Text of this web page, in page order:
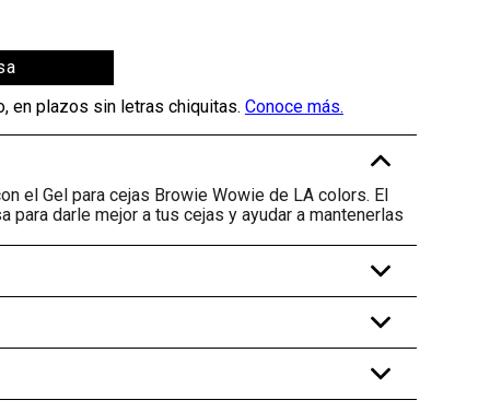
-
el Gel para cejas Browie Wowie de LA colors. El
para darle mejor a tus cejas y ayudar a mantenerlas
+
+
+